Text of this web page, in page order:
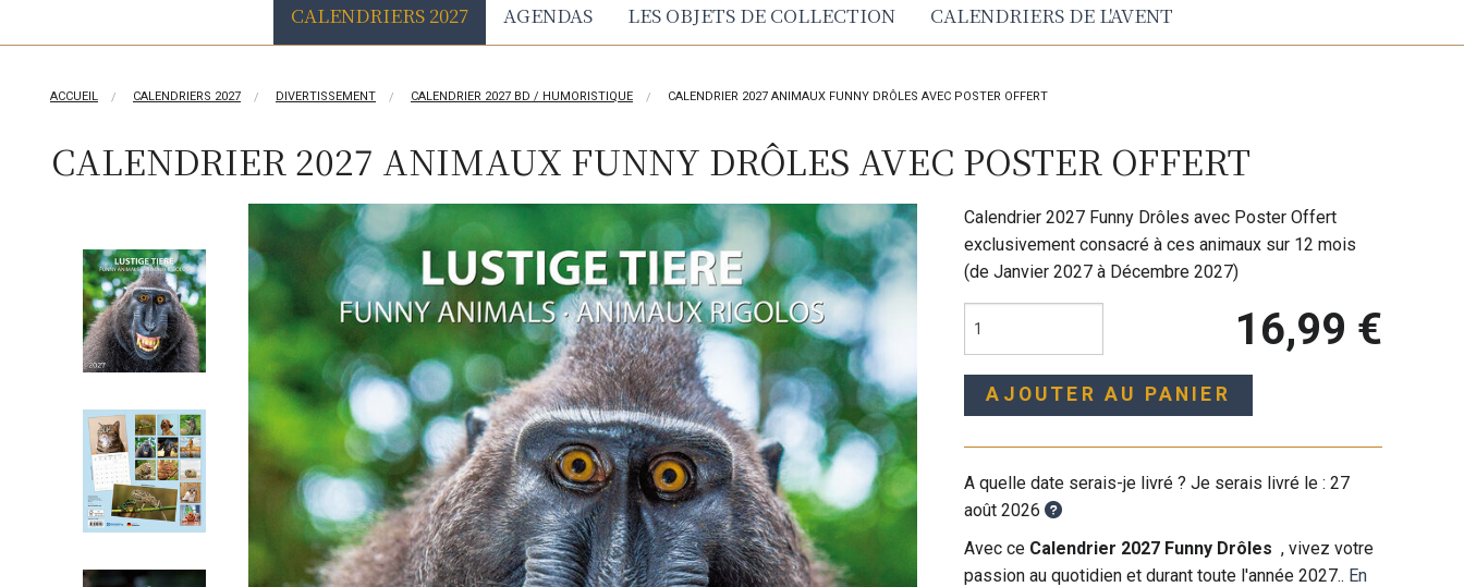
CALENDRIERS 2027 AGENDAS LES OBJETS DE COLLECTION CALENDRIERS DE L'AVENT
ACCUEIL CALENDRIERS 2027 DIVERTISSEMENT CALENDRIER 2027 BD / HUMORISTIQUE CALENDRIER 2027 ANIMAUX FUNNY DRÔLES AVEC POSTER OFFERT
CALENDRIER 2027 ANIMAUX FUNNY DRÔLES AVEC POSTER OFFERT
Calendrier 2027 Funny Drôles avec Poster Offert
exclusivement consacré à ces animaux sur 12 mois
(de Janvier 2027 à Décembre 2027)
16,99 €
AJOUTER AU PANIER
A quelle date serais-je livré ? Je serais livré le :27
août 2026
Avec ce Calendrier 2027 Funny Drôles, vivez votre
passion au quotidien et durant toute l'année 2027.. En